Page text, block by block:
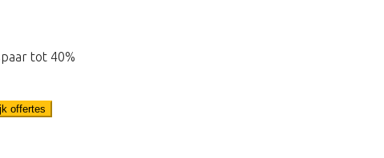
tot 40%
offertes